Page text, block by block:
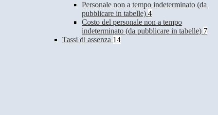
Personale non a tempo indeterminato (da
pubblicare in tabelle) 4
Costo del personale non a tempo
indeterminato (da pubblicare in tabelle) 7
Tassi di assenza 14